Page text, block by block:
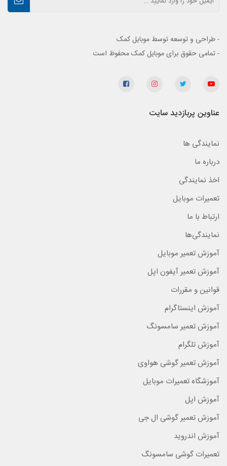
- طراحی و توسعه توسط موبایل کمک
- تمامی حقوق برای موبایل کمک محفوظ است
عناوین پربازدید سایت
نمایندگی ها
درباره ما
اخذ نمایندگی
تعمیرات موبایل
ارتباط با ما
نمایندگی‌ها
آموزش تعمیر موبایل
آموزش تعمیر آیفون اپل
قوانین و مقررات
آموزش اینستاگرام
آموزش تعمیر سامسونگ
آموزش تلگرام
آموزش تعمیر گوشی هواوی
آموزشگاه تعمیرات موبایل
آموزش اپل
آموزش تعمیر گوشی ال جی
آموزش اندروید
تعمیرات گوشی سامسونگ